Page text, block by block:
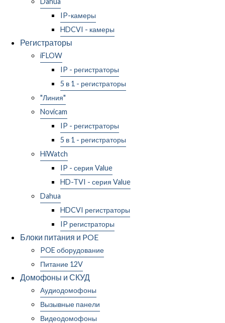
IP-камеры
HDCVI - камеры
Регистраторы
iFLOW
IP - регистраторы
5 в 1 - регистраторы
"Линия"
Novicam
IP - регистраторы
5 в 1 - регистраторы
HiWatch
IP - серия Value
HD-TVI - серия Value
Dahua
HDCVI регистраторы
IP регистраторы
Блоки питания и POE
POE оборудование
Питание 12V
Домофоны и СКУД
Аудиодомофоны
Вызывные панели
Видеодомофоны